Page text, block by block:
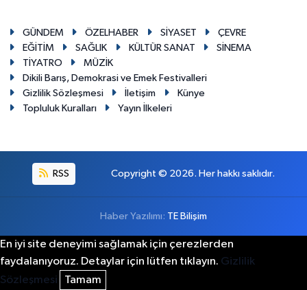
GÜNDEM ÖZELHABER SİYASET
ÇEVRE
EĞİTİM
SAĞLIK KÜLTÜR SANAT
SİNEMA
TİYATRO
MÜZİK
Dikili Barış, Demokrasi ve Emek Festivalleri
Gizlilik Sözleşmesi
İletişim
Künye
Topluluk Kuralları
Yayın İlkeleri
RSS Copyright © 2026. Her hakkı saklıdır.
Haber Yazılımı: TE Bilişim
En iyi site deneyimi sağlamak için çerezlerden
faydalanıyoruz. Detaylar için lütfen tıklayın. Gizlilik
Sözleşmesi
Tamam